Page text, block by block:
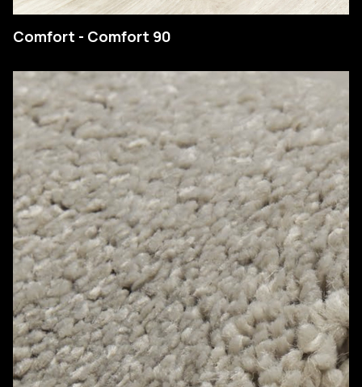
Comfort - Comfort 90